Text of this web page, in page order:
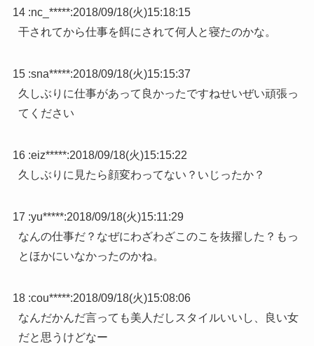
14 :nc_*****:2018/09/18(火)15:18:15
干されてから仕事を餌にされて何人と寝たのかな。
15 :sna*****:2018/09/18(火)15:15:37
久しぶりに仕事があって良かったですねせいぜい頑張っ
てください
16 :eiz*****:2018/09/18(火)15:15:22
久しぶりに見たら顔変わってない？いじったか？
17 :yu*****:2018/09/18(火)15:11:29
なんの仕事だ？なぜにわざわざこのこを抜擢した？もっ
とほかにいなかったのかね。
18 :cou*****:2018/09/18(火)15:08:06
なんだかんだ言っても美人だしスタイルいいし、良い女
だと思うけどなー